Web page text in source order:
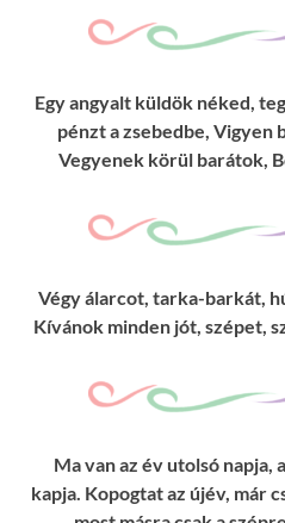
Egy angyalt küldök néked,
pénzt a zsebedbe, Vigyen
Vegyenek körül barátok,
Végy álarcot, tarka-barkát,
Kívánok minden jót, szépet,
Ma van az év utolsó napja,
kapja. Kopogtat az újév, már